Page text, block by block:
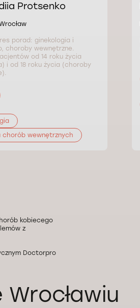
Protsenko
porad: ginekologia i
choroby wewnętrzne.
od 14 roku życia
i od 18 roku życia (choroby
chorób wewnętrznych
kobiecego
z
Doctorpro